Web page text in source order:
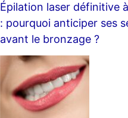
Épilation laser définitive
: pourquoi anticiper ses
avant le bronzage ?